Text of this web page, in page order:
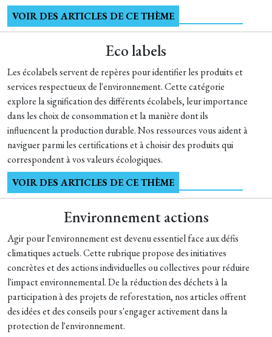
VOIR DES ARTICLES DE CE THÈME
Eco labels
Les écolabels servent de repères pour identifier les produits et
services respectueux de l'environnement. Cette catégorie
explore la signification des différents écolabels, leur importance
dans les choix de consommation et la manière dont ils
influencent la production durable. Nos ressources vous aident à
naviguer parmi les certifications et à choisir des produits qui
correspondent à vos valeurs écologiques.
VOIR DES ARTICLES DE CE THÈME
Environnement actions
Agir pour l'environnement est devenu essentiel face aux défis
climatiques actuels. Cette rubrique propose des initiatives
concrètes et des actions individuelles ou collectives pour réduire
l'impact environnemental. De la réduction des déchets à la
participation à des projets de reforestation, nos articles offrent
des idées et des conseils pour s'engager activement dans la
protection de l'environnement.